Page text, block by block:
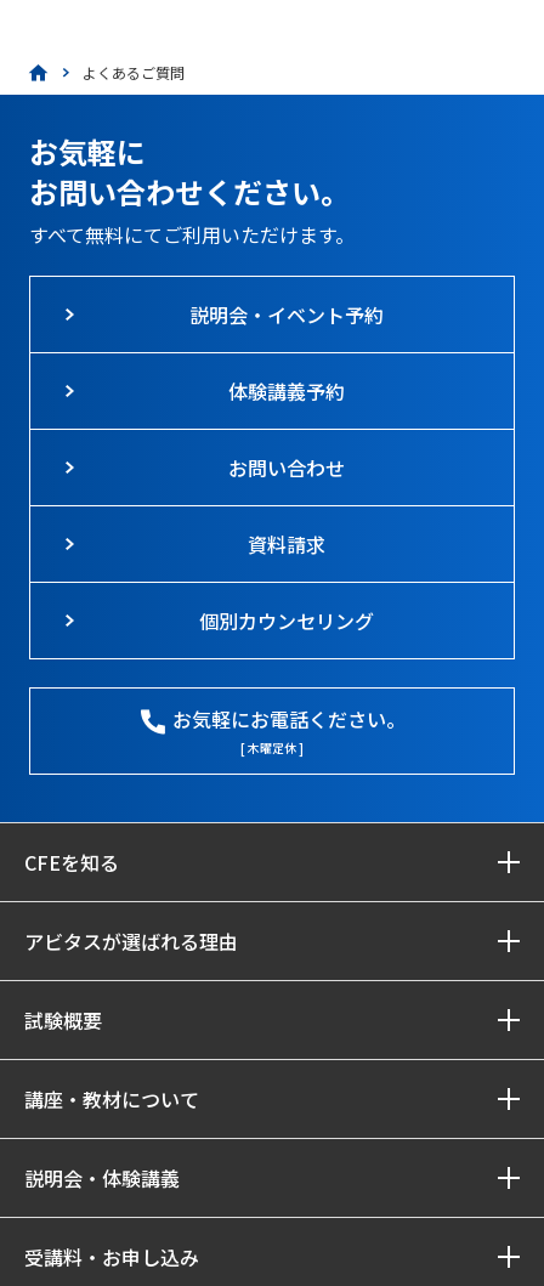
よくあるご質問
お気軽に
お問い合わせください。
すべて無料にてご利用いただけます。
説明会・イベント予約
体験講義予約
お問い合わせ
資料請求
個別カウンセリング
お気軽にお電話ください。
[ 木曜定休 ]
CFEを知る
アビタスが選ばれる理由
試験概要
講座・教材について
説明会・体験講義
受講料・お申し込み